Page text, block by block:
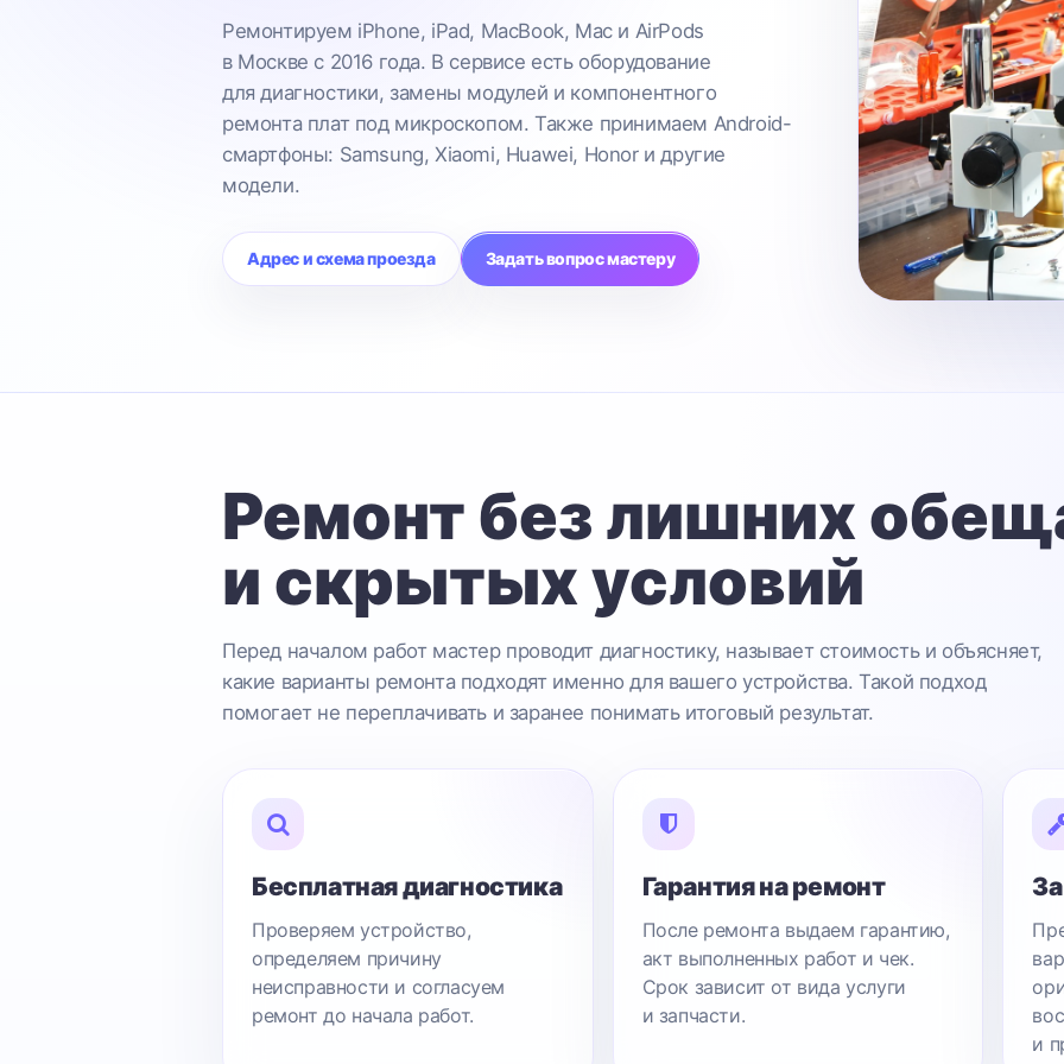
Ремонтируем iPhone, iPad, MacBook, Mac и AirPods
в Москве с 2016 года. В сервисе есть оборудование
для диагностики, замены модулей и компонентного
ремонта плат под микроскопом. Также принимаем Android-
смартфоны: Samsung, Xiaomi, Huawei, Honor и другие
модели.
Адрес и схема проезда Задать вопрос мастеру
Ремонт без лишних
и скрытых условий
Перед началом работ мастер проводит диагностику, называет стоимость и объясняет,
какие варианты ремонта подходят именно для вашего устройства. Такой подход
помогает не переплачивать и заранее понимать итоговый результат.
Бесплатная диагностика
Проверяем устройство,
определяем причину
неисправности и согласуем
ремонт до начала работ.
Гарантия на ремонт
После ремонта выдаем гарантию,
акт выполненных работ и чек.
Срок зависит от вида услуги
и запчасти.
и